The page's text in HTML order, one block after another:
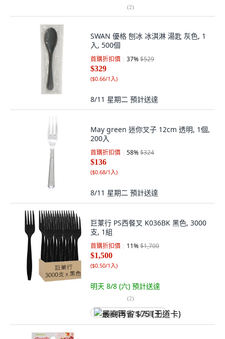
(2)
SWAN 優格 刨冰 冰淇淋 湯匙 灰色, 1
入, 500個
首購折扣價 37%$529
$329
($0.66/1入)
8/11 星期二 預計送達
May green 迷你叉子 12cm 透明, 1個,
200入
首購折扣價 58%$324
$136
($0.68/1入)
8/11 星期二 預計送達
巨菄行 PS西餐叉 K036BK 黑色, 3000
支, 1組
首購折扣價 11%$1,700
$1,500
($0.50/1入)
明天 8/8 (六) 預計送達
(2)
最高再省 $75 (王道卡)